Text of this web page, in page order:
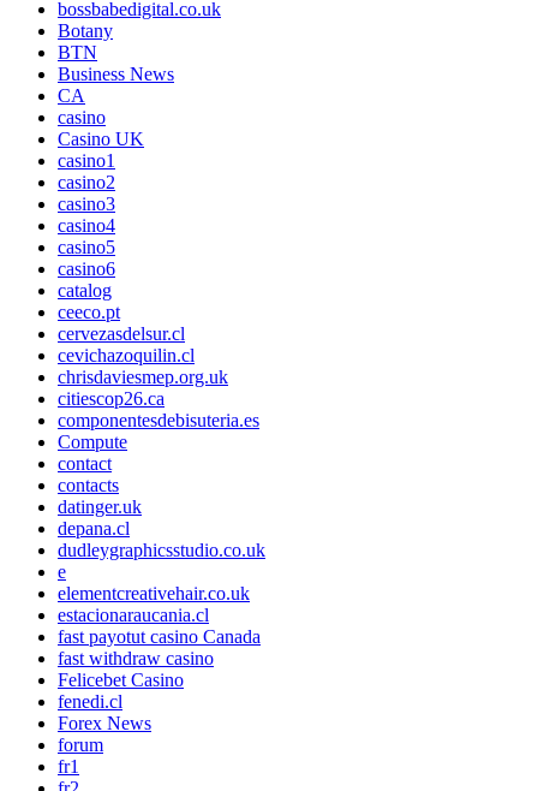
bossbabedigital.co.uk
Botany
BTN
Business News
CA
casino
Casino UK
casino1
casino2
casino3
casino4
casino5
casino6
catalog
ceeco.pt
cervezasdelsur.cl
cevichazoquilin.cl
chrisdaviesmep.org.uk
citiescop26.ca
componentesdebisuteria.es
Compute
contact
contacts
datinger.uk
depana.cl
dudleygraphicsstudio.co.uk
e
elementcreativehair.co.uk
estacionaraucania.cl
fast payotut casino Canada
fast withdraw casino
Felicebet Casino
fenedi.cl
Forex News
forum
fr1